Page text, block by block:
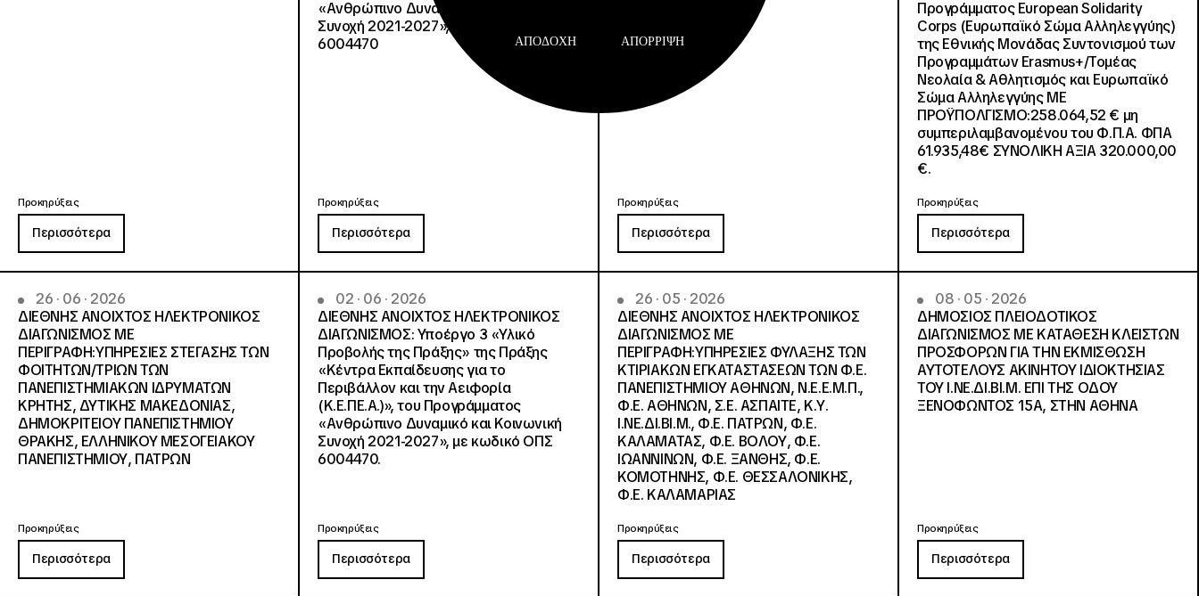
Προκηρύξεις
Περισσότερα
«Ανθρώπινο Δυναμικό και Κοινωνική
Συνοχή 2021-2027», με κωδικό ΟΠΣ
6004470
Προκηρύξεις
Περισσότερα
Προκηρύξεις
Περισσότερα
Προγράμματος European Solidarity
Corps (Ευρωπαϊκό Σώμα Αλληλεγγύης)
της Εθνικής Μονάδας Συντονισμού των
Προγραμμάτων Erasmus+/Τομέας
Νεολαία & Αθλητισμός και Ευρωπαϊκό
Σώμα Αλληλεγγύης ΜΕ
ΠΡΟΫΠΟΛΓΙΣΜΟ:258.064,52 € μη
συμπεριλαμβανομένου του Φ.Π.Α. ΦΠΑ
61.935,48€ ΣΥΝΟΛΙΚΗ ΑΞΙΑ 320.000,00
€.
Προκηρύξεις
Περισσότερα
26 · 06 · 2026
ΔΙΕΘΝΗΣ ΑΝΟΙΧΤΟΣ ΗΛΕΚΤΡΟΝΙΚΟΣ
ΔΙΑΓΩΝΙΣΜΟΣ ΜΕ
ΠΕΡΙΓΡΑΦΗ:ΥΠΗΡΕΣΙΕΣ ΣΤΕΓΑΣΗΣ ΤΩΝ
ΦΟΙΤΗΤΩΝ/ΤΡΙΩΝ ΤΩΝ
ΠΑΝΕΠΙΣΤΗΜΙΑΚΩΝ ΙΔΡΥΜΑΤΩΝ
KΡΗΤΗΣ, ΔΥΤΙΚΗΣ ΜΑΚΕΔΟΝΙΑΣ,
ΔΗΜΟΚΡΙΤΕΙΟΥ ΠΑΝΕΠΙΣΤΗΜΙΟΥ
ΘΡΑΚΗΣ, ΕΛΛΗΝΙΚΟΥ ΜΕΣΟΓΕΙΑΚΟΥ
ΠΑΝΕΠΙΣΤΗΜΙΟΥ, ΠΑΤΡΩΝ
Προκηρύξεις
Περισσότερα
02 · 06 · 2026
ΔΙΕΘΝΗΣ ΑΝΟΙΧΤΟΣ ΗΛΕΚΤΡΟΝΙΚΟΣ
ΔΙΑΓΩΝΙΣΜΟΣ: Υποέργο 3 «Υλικό
Προβολής της Πράξης» της Πράξης
«Κέντρα Εκπαίδευσης για το
Περιβάλλον και την Αειφορία
(Κ.Ε.ΠΕ.Α.)», του Προγράμματος
«Ανθρώπινο Δυναμικό και Κοινωνική
Συνοχή 2021-2027», με κωδικό ΟΠΣ
6004470.
Προκηρύξεις
Περισσότερα
26 · 05 · 2026
ΔΙΕΘΝΗΣ ΑΝΟΙΧΤΟΣ ΗΛΕΚΤΡΟΝΙΚΟΣ
ΔΙΑΓΩΝΙΣΜΟΣ ΜΕ
ΠΕΡΙΓΡΑΦΗ:ΥΠΗΡΕΣΙΕΣ ΦΥΛΑΞΗΣ ΤΩΝ
ΚΤΙΡΙΑΚΩΝ ΕΓΚΑΤΑΣΤΑΣΕΩΝ ΤΩΝ Φ.Ε.
ΠΑΝΕΠΙΣΤΗΜΙΟΥ ΑΘΗΝΩΝ, Ν.Ε.Ε.Μ.Π.,
Φ.Ε. ΑΘΗΝΩΝ, Σ.Ε. ΑΣΠΑΙΤΕ, Κ.Υ.
Ι.ΝΕ.ΔΙ.ΒΙ.Μ., Φ.Ε. ΠΑΤΡΩΝ, Φ.Ε.
ΚΑΛΑΜΑΤΑΣ, Φ.Ε. ΒΟΛΟΥ, Φ.Ε.
ΙΩΑΝΝΙΝΩΝ, Φ.Ε. ΞΑΝΘΗΣ, Φ.Ε.
ΚΟΜΟΤΗΝΗΣ, Φ.Ε. ΘΕΣΣΑΛΟΝΙΚΗΣ,
Φ.Ε. ΚΑΛΑΜΑΡΙΑΣ
Προκηρύξεις
Περισσότερα
08 · 05 · 2026
ΔΗΜΟΣΙΟΣ ΠΛΕΙΟΔΟΤΙΚΟΣ
ΔΙΑΓΩΝΙΣΜΟΣ ΜΕ ΚΑΤΑΘΕΣΗ ΚΛΕΙΣΤΩΝ
ΠΡΟΣΦΟΡΩΝ ΓΙΑ ΤΗΝ ΕΚΜΙΣΘΩΣΗ
ΑΥΤΟΤΕΛΟΥΣ ΑΚΙΝΗΤΟΥ ΙΔΙΟΚΤΗΣΙΑΣ
ΤΟΥ Ι.ΝΕ.ΔΙ.ΒΙ.Μ. ΕΠΙ ΤΗΣ ΟΔΟΥ
ΞΕΝΟΦΩΝΤΟΣ 15Α, ΣΤΗΝ ΑΘΗΝΑ
Προκηρύξεις
Περισσότερα
ΑΠΟΔΟΧΉ ΑΠΌΡΡΙΨΗ